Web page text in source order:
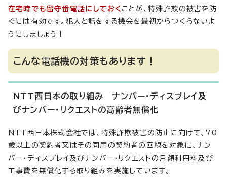
在宅時でも留守番電話にしておく ことが、特殊詐欺の被害を防
ぐには有効です。犯人と話をする機会を最初からつくらないよ
うにしましょう！
こんな電話機の対策もあります！
NTT西日本の取り組み ナンバー・ディスプレイ及
びナンバー・リクエストの高齢者無償化
NTT西日本株式会社では、特殊詐欺被害の防止に向けて、70
歳以上の契約者又はその同居の契約者の回線を対象に、ナン
バー・ディスプレイ及びナンバー・リクエストの月額利用料及び
工事費を無償化する取り組みを実施しています。